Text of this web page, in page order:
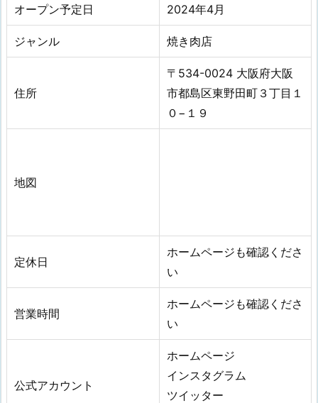
オープン予定日 2024年4月
ジャンル 焼き肉店
住所
〒534-0024 大阪府大阪
市都島区東野田町３丁目１
０−１９
地図
定休日
ホームページも確認くださ
い
営業時間
ホームページも確認くださ
い
公式アカウント
ホームページ
インスタグラム
ツイッター